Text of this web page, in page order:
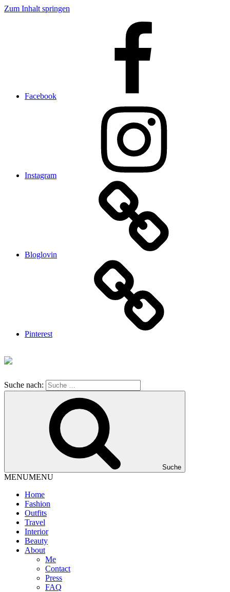
Zum Inhalt springen
Facebook
Instagram
Bloglovin
Pinterest
Suche nach:
Suche
MENUMENU
Home
Fashion
Outfits
Travel
Interior
Beauty
About
Me
Contact
Press
FAQ